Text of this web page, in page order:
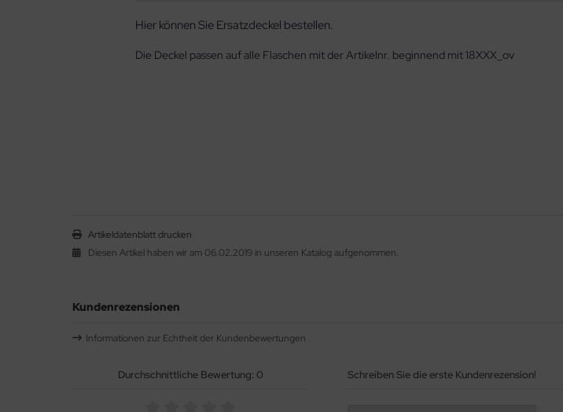
Hier können Sie Ersatzdeckel bestellen.
Die Deckel passen auf alle Flaschen mit der Artikelnr. beginnend mit 18XXX_ov
Artikeldatenblatt drucken
Diesen Artikel haben wir am 06.02.2019 in unseren Katalog aufgenommen.
Kundenrezensionen
Informationen zur Echtheit der Kundenbewertungen
Durchschnittliche Bewertung: 0 Schreiben Sie die erste Kundenrezension!